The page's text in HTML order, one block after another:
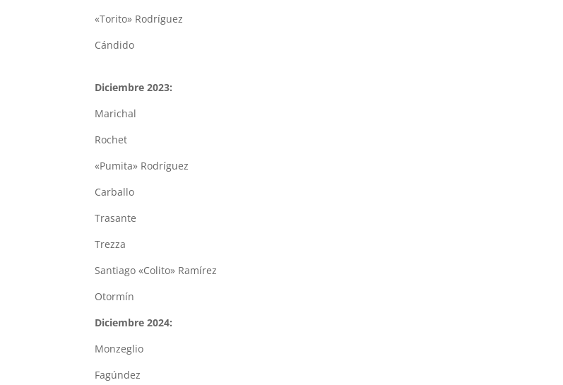
«Torito» Rodríguez
Cándido
Diciembre 2023:
Marichal
Rochet
«Pumita» Rodríguez
Carballo
Trasante
Trezza
Santiago «Colito» Ramírez
Otormín
Diciembre 2024:
Monzeglio
Fagúndez